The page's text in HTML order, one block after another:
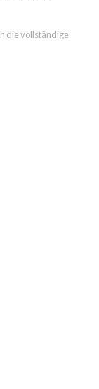
die vollständige